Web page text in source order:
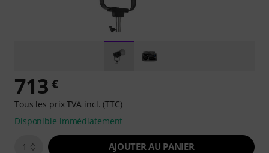
713 €
Tous les prix TVA incl. (TTC)
Disponible immédiatement
1 AJOUTER AU PANIER